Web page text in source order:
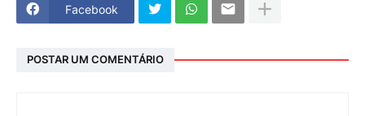
Facebook
POSTAR UM COMENTÁRIO